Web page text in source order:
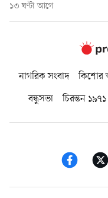
১৩ ঘণ্টা আগে
নাগরিক সংবাদ
বন্ধুসভা
চিরন্তন ১৯৭১